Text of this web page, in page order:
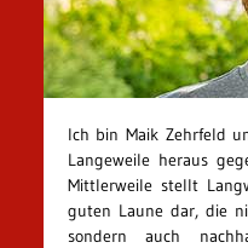
Ich bin Maik Zehrfeld
Langeweile heraus
Mittlerweile stellt
guten Laune dar, die
sondern auch